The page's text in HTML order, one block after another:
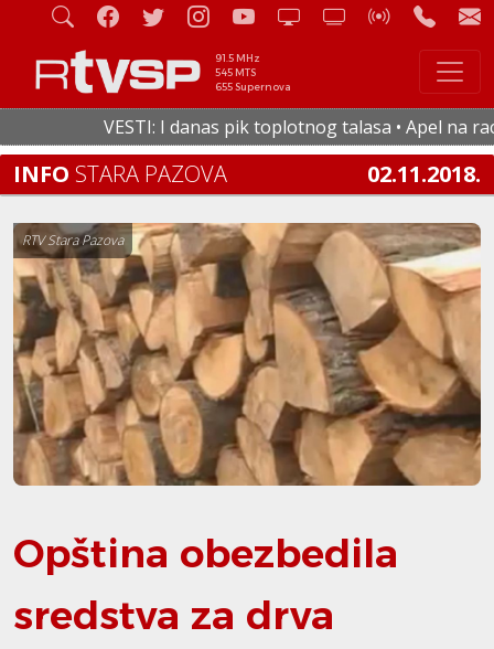
91.5 MHz
545 MTS
655 Supernova
VESTI: I danas pik toplotnog talasa • Apel na
INFO STARA PAZOVA 02.11.2018.
RTV Stara Pazova
Opština obezbedila
sredstva za drva